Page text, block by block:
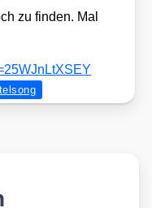
zu fin­den. Mal